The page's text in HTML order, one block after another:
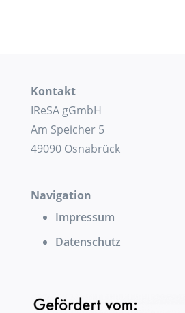
Kontakt
IReSA gGmbH
Am Speicher 5
49090 Osnabrück
Navigation
Impressum
Datenschutz